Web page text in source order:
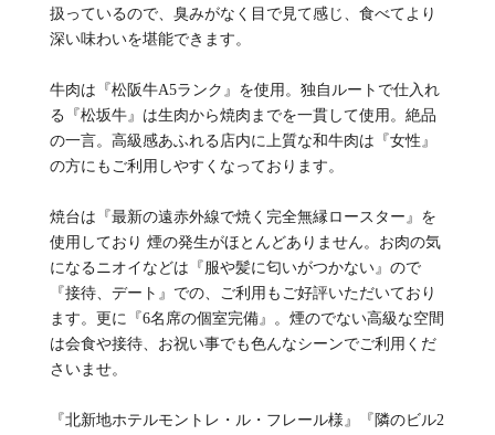
扱っているので、臭みがなく目で見て感じ、食べてより
深い味わいを堪能できます。
牛肉は『松阪牛A5ランク』を使用。独自ルートで仕入れ
る『松坂牛』は生肉から焼肉までを一貫して使用。絶品
の一言。高級感あふれる店内に上質な和牛肉は『女性』
の方にもご利用しやすくなっております。
焼台は『最新の遠赤外線で焼く完全無縁ロースター』を
使用しており 煙の発生がほとんどありません。お肉の気
になるニオイなどは『服や髪に匂いがつかない』ので
『接待、デート』での、ご利用もご好評いただいており
ます。更に『6名席の個室完備』。煙のでない高級な空間
は会食や接待、お祝い事でも色んなシーンでご利用くだ
さいませ。
『北新地ホテルモントレ・ル・フレール様』『隣のビル2